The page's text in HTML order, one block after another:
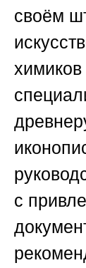
своём
с